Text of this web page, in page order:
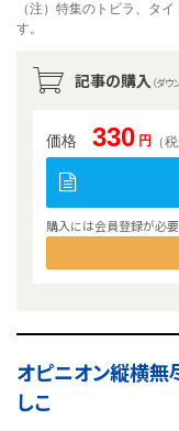
（注）特集のトビラ、タ
す。
記事の購入 （ダウ
価格 330 円 （
購入には会員登録が必
オピニオン縦横
しこ